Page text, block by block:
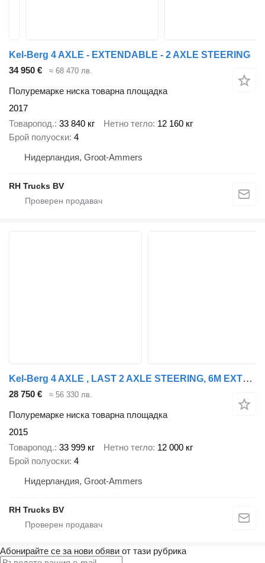
Kel-Berg 4 AXLE - EXTENDABLE - 2 AXLE STEERING
34 950 €
≈ 68 470 лв.
Полуремарке ниска товарна площадка
2017
Товаропод. 33 840 кг Нетно тегло 12 160 кг
Брой полуоски 4
Нидерландия, Groot-Ammers
RH Trucks BV
Kel-Berg 4 AXLE , LAST 2 AXLE STEERING, 6M EXTENDABLE
28 750 € ≈ 56 330 лв.
Полуремарке ниска товарна площадка
2015
Товаропод. 33 999 кг Нетно тегло 12 000 кг
Брой полуоски 4
Нидерландия, Groot-Ammers
RH Trucks BV
Абонирайте се за нови обяви от тази рубрика